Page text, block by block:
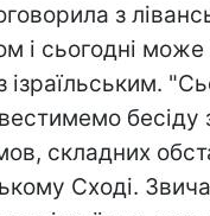
з
і сьогодні може
ізраїльським.
бесіду
складних
Сході.